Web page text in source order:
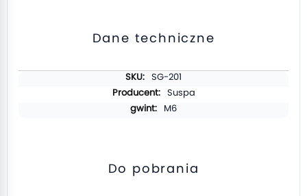
Dane techniczne
SG-201
Suspa
M6
Do pobrania